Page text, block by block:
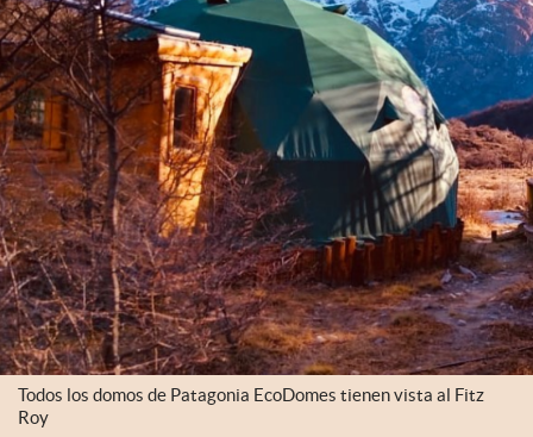
Todos los domos de Patagonia EcoDomes tienen vista al Fitz
Roy